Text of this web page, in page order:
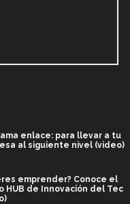
enlace: para llevar a tu
al siguiente nivel (video)
emprender? Conoce el
HUB de Innovación del Tec